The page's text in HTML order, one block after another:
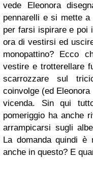
vede Eleonora
pennarelli e si mette a
per farsi ispirare e poi
ora di vestirsi ed
monopattino? Ecco
vestire e trotterellare
scarrozzare sul
coinvolge (ed
vicenda. Sin qui
pomeriggio ha anche
arrampicarsi sugli
La domanda quindi è
anche in questo? E